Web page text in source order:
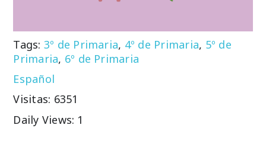
Tags: 3º de Primaria, 4º de Primaria, 5º de
Primaria, 6º de Primaria
Español
Visitas: 6351
Daily Views: 1